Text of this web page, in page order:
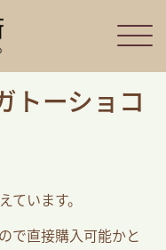
トーショコ
います。
で直接購入可能かと